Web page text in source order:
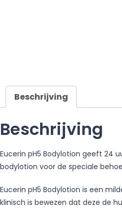
Beschrijving
Beschrijving
Eucerin pH5 Bodylotion geeft 24
bodylotion voor de speciale
Eucerin pH5 Bodylotion is een
klinisch is bewezen dat deze de